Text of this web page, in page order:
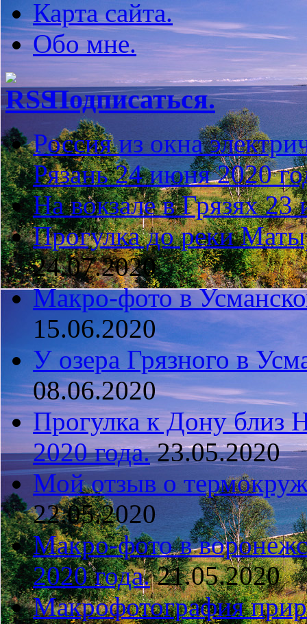
Карта сайта.
Обо мне.
Подписаться.
Россия из окна
Рязань 24 июня 2020
На вокзале в Грязях
Прогулка до реки
24.07.2020
Макро-фото в
15.06.2020
У озера Грязного в
08.06.2020
Прогулка к Дону близ
2020 года. 23.05.2020
Мой отзыв о
22.05.2020
Макро-фото в
2020 года. 21.05.2020
Макрофотография